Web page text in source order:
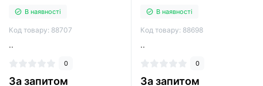
В наявності
Код товару: 88707
..
0
За запитом
В наявності
Код товару: 88698
..
0
За запитом